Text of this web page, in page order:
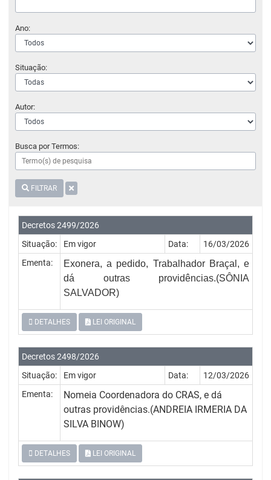
Ano:
Situação:
Autor:
Busca por Termos:
FILTRAR
Decretos 2499/2026
Situação:
Em vigor Data:
16/03/2026
Ementa:
Exonera, a pedido, Trabalhador Braçal, e
dá outras providências.(SÔNIA
SALVADOR)
DETALHES LEI ORIGINAL
Decretos 2498/2026
Situação:
Em vigor Data:
12/03/2026
Ementa:
Nomeia Coordenadora do CRAS, e dá
outras providências.(ANDREIA IRMERIA DA
SILVA BINOW)
DETALHES LEI ORIGINAL